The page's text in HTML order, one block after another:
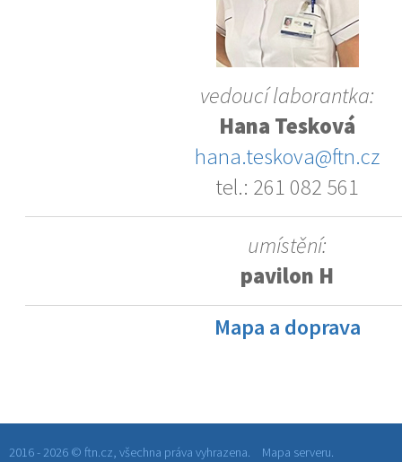
vedoucí laborantka:
Hana Tesková
hana.teskova@ftn.cz
tel.: 261 082 561
umístění:
pavilon H
Mapa a doprava
2016 - 2026 © ftn.cz, všechna práva vyhrazena. Mapa serveru.